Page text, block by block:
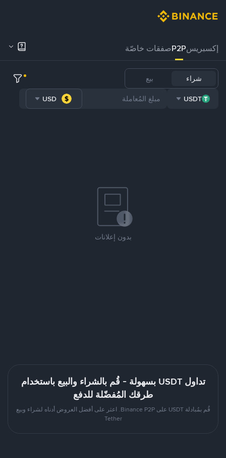
إكسبريسP2Pصفقات خاصّة
شراء بيع
USDT
USD
بدون إعلانات
تداول USDT بسهولة - قُم بالشراء والبيع باستخدام
طرقك المُفضّلة للدفع
قُم بمُبادلة USDT على Binance P2P. اعثر على أفضل العروض أدناه لشراء وبيع
Tether